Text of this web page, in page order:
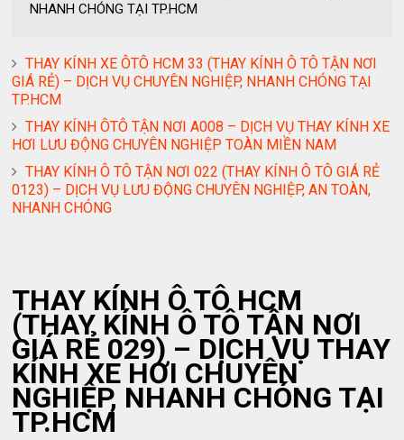
NHANH CHÓNG TẠI TP.HCM
THAY KÍNH XE ÔTÔ HCM 33 (THAY KÍNH Ô TÔ TẬN NƠI
GIÁ RẺ) – DỊCH VỤ CHUYÊN NGHIỆP, NHANH CHÓNG TẠI
TP.HCM
THAY KÍNH ÔTÔ TẬN NƠI A008 – DỊCH VỤ THAY KÍNH XE
HƠI LƯU ĐỘNG CHUYÊN NGHIỆP TOÀN MIỀN NAM
THAY KÍNH Ô TÔ TẬN NƠI 022 (THAY KÍNH Ô TÔ GIÁ RẺ
0123) – DỊCH VỤ LƯU ĐỘNG CHUYÊN NGHIỆP, AN TOÀN,
NHANH CHÓNG
THAY KÍNH Ô TÔ HCM
(THAY KÍNH Ô TÔ TẬN NƠI
GIÁ RẺ 029) – DỊCH VỤ THAY
KÍNH XE HƠI CHUYÊN
NGHIỆP, NHANH CHÓNG TẠI
TP.HCM